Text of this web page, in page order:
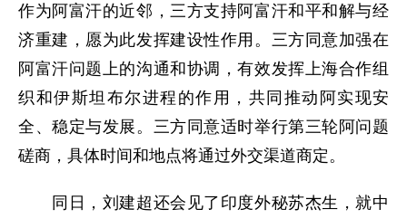
作为阿富汗的近邻，三方支持阿富汗和平和解与经
济重建，愿为此发挥建设性作用。三方同意加强在
阿富汗问题上的沟通和协调，有效发挥上海合作组
织和伊斯坦布尔进程的作用，共同推动阿实现安
全、稳定与发展。三方同意适时举行第三轮阿问题
磋商，具体时间和地点将通过外交渠道商定。
同日，刘建超还会见了印度外秘苏杰生，就中